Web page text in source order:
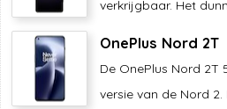
verkrijgbaar. Het
OnePlus Nord 2T
De OnePlus Nord 2T
versie van de Nord 2.